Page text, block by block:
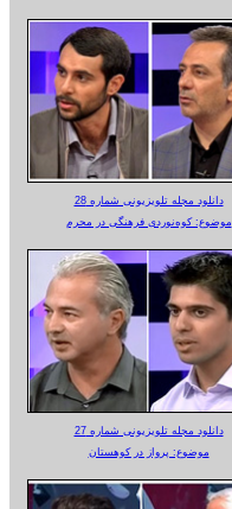
دانلود مجله تلویزیونی شماره 28
موضوع: کوه‌نوردی فرهنگی در محرم
دانلود مجله تلویزیونی شماره 27
موضوع: پرواز در کوهستان